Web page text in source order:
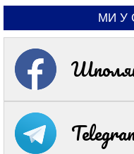
МИ У